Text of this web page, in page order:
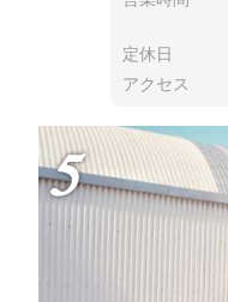
定休日
アクセス
5